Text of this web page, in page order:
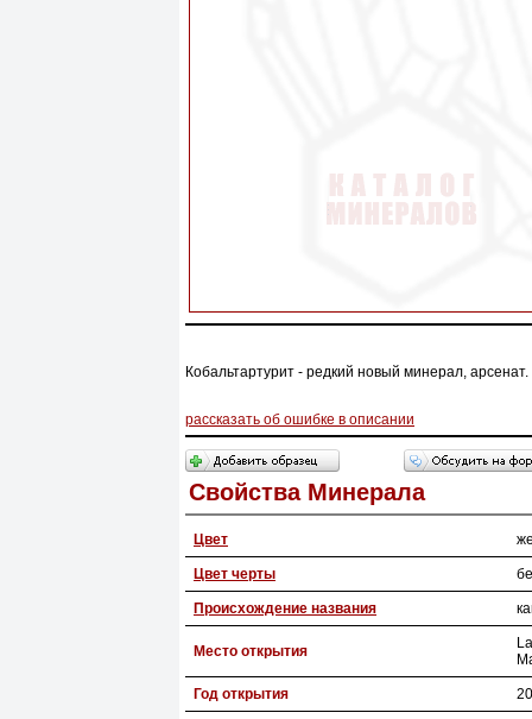
Кобальтартурит - редкий новый минерал,
рассказать об ошибке в описании
Свойства Минерала
Цвет
Цвет черты
Происхождение названия
Место открытия
Год открытия